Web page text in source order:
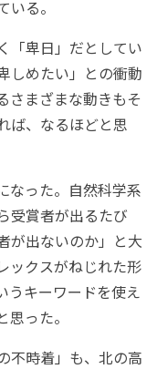
る。
「卑日」だとしてい
しめたい」との衝動
さまざまな動きもそ
ば、なるほどと思
なった。自然科学系
受賞者が出るたび
が出ないのか」と大
ックスがねじれた形
うキーワードを使え
った。
不時着」も、北の高